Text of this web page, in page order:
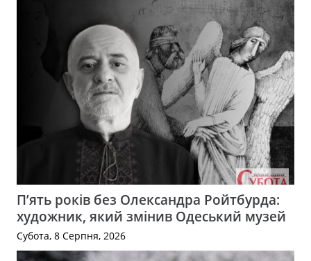
П’ять років без Олександра Ройтбурда:
художник, який змінив Одеський музей
Субота, 8 Серпня, 2026